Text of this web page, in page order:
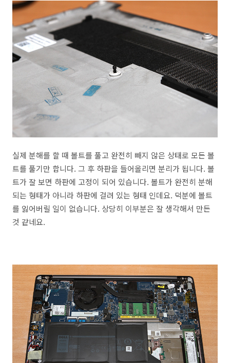
실제 분해를 할 때 볼트를 풀고 완전히 빼지 않은 상태로 모든 볼
트를 풀기만 합니다. 그 후 하판을 들어올리면 분리가 됩니다. 볼
트가 잘 보면 하판에 고정이 되어 있습니다. 볼트가 완전히 분해
되는 형태가 아니라 하판에 걸려 있는 형태 인데요. 덕분에 볼트
를 잃어버릴 일이 없습니다. 상당히 이부분은 잘 생각해서 만든
것 같네요.